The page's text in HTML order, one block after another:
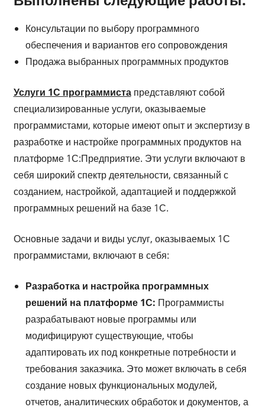
Консультации по выбору программного
обеспечения и вариантов его сопровождения
Продажа выбранных программных продуктов
Услуги 1С программистапредставляют собой
специализированные услуги, оказываемые
программистами, которые имеют опыт и экспертизу в
разработке и настройке программных продуктов на
платформе 1С:Предприятие. Эти услуги включают в
себя широкий спектр деятельности, связанный с
созданием, настройкой, адаптацией и поддержкой
программных решений на базе 1С.
Основные задачи и виды услуг, оказываемых 1С
программистами, включают в себя:
Разработка и настройка программных
решений на платформе 1С: Программисты
разрабатывают новые программы или
модифицируют существующие, чтобы
адаптировать их под конкретные потребности и
требования заказчика. Это может включать в себя
создание новых функциональных модулей,
отчетов, аналитических обработок и документов, а